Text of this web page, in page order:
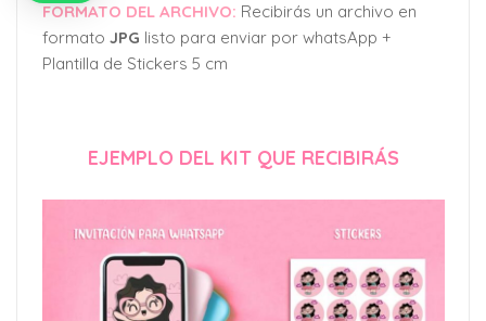
FORMATO DEL ARCHIVO: Recibirás un archivo en
formato JPG listo para enviar por whatsApp +
Plantilla de Stickers 5 cm
EJEMPLO DEL KIT QUE RECIBIRÁS